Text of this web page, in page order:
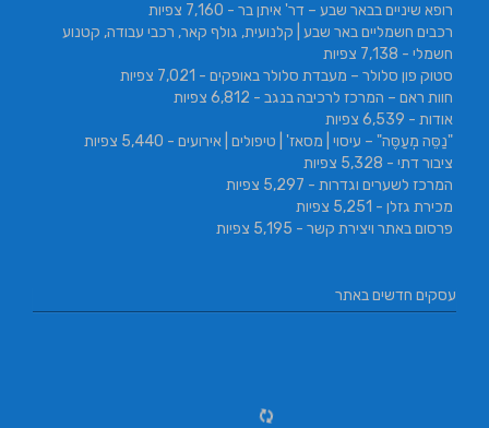
רופא שיניים בבאר שבע – דר' איתן בר - 7,160 צפיות
רכבים חשמליים באר שבע | קלנועית, גולף קאר, רכבי עבודה, קטנוע
חשמלי - 7,138 צפיות
סטוק פון סלולר – מעבדת סלולר באופקים - 7,021 צפיות
חוות ראם – המרכז לרכיבה בנגב - 6,812 צפיות
אודות - 6,539 צפיות
"נַסֵּה מְעַסֶּה" – עיסוי | מסאז' | טיפולים | אירועים - 5,440 צפיות
ציבור דתי - 5,328 צפיות
המרכז לשערים וגדרות - 5,297 צפיות
מכירת גזלן - 5,251 צפיות
פרסום באתר ויצירת קשר - 5,195 צפיות
עסקים חדשים באתר